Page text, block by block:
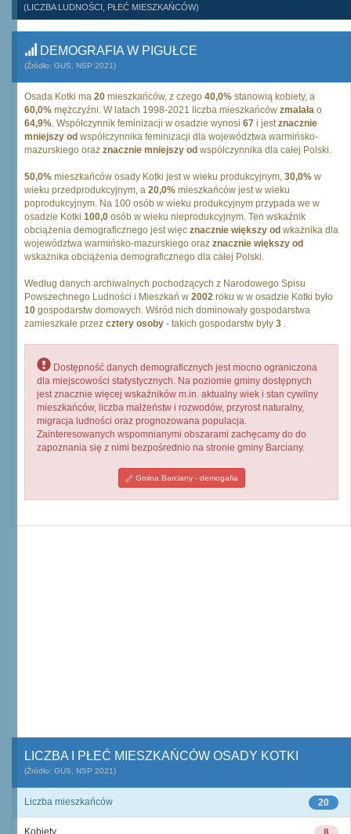
(LICZBA LUDNOŚCI, PŁEĆ MIESZKAŃCÓW)
DEMOGRAFIA W PIGUŁCE
(Źródło: GUS, NSP 2021)
Osada Kotki ma 20 mieszkańców, z czego 40,0% stanowią kobiety, a
60,0% mężczyźni. W latach 1998-2021 liczba mieszkańców zmalała o
64,9%. Współczynnik feminizacji w osadzie wynosi 67 i jestznacznie
mniejszy od współczynnika feminizacji dla województwa warmińsko-
mazurskiego oraz znacznie mniejszy od współczynnika dla całej Polski.
50,0% mieszkańców osady Kotki jest w wieku produkcyjnym, 30,0% w
wieku przedprodukcyjnym, a 20,0% mieszkańców jest w wieku
poprodukcyjnym. Na 100 osób w wieku produkcyjnym przypada we w
osadzie Kotki 100,0 osób w wieku nieprodukcyjnym. Ten wskaźnik
obciążenia demograficznego jest więc znacznie większy od wkażnika dla
województwa warmińsko-mazurskiego oraz znacznie większy od
wskażnika obciążenia demograficznego dla całej Polski.
Według danych archiwalnych pochodzących z Narodowego Spisu
Powszechnego Ludności i Mieszkań w 2002 roku w w osadzie Kotki było
10 gospodarstw domowych. Wśród nich dominowały gospodarstwa
zamieszkałe przez cztery osoby - takich gospodarstw były 3 .
Dostępność danych demograficznych jest mocno ograniczona
dla miejscowości statystycznych. Na poziomie gminy dostępnych
jest znacznie więcej wskaźników m.in. aktualny wiek i stan cywilny
mieszkańców, liczba małżeństw i rozwodów, przyrost naturalny,
migracja ludności oraz prognozowana populacja.
Zainteresowanych wspomnianymi obszarami zachęcamy do do
zapoznania się z nimi bezpośrednio na stronie gminy Barciany.
Gmina Barciany - demogafia
LICZBA I PŁEĆ MIESZKAŃCÓW OSADY KOTKI
(Źródło: GUS, NSP 2021)
20
Liczba mieszkańców
Kobiety